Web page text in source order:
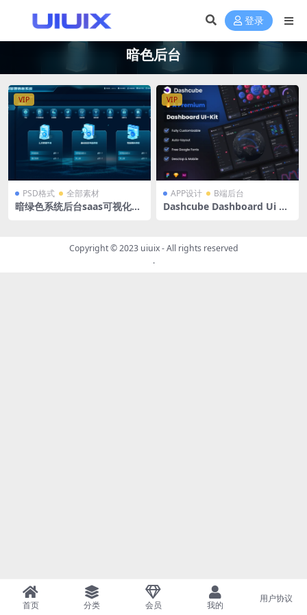
登录
暗色后台
VIP
PSD格式 全部素材
暗绿色系统后台saas可视化基
VIP
APP设计 B端后台
Dashcube Dashboard Ui Kit
tch/ XD /figma格式UI kit
Copyright © 2023 uiuix- All rights reserved
.
首页 分类 会员 我的
用户协议